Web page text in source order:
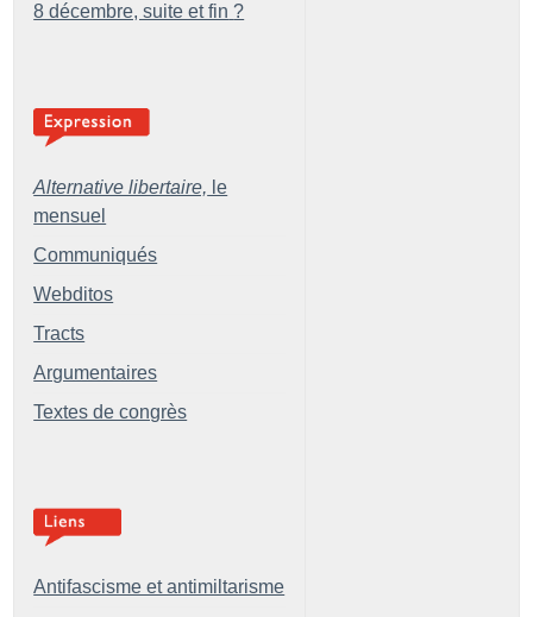
8 décembre, suite et fin ?
Alternative libertaire, le
mensuel
Communiqués
Webditos
Tracts
Argumentaires
Textes de congrès
Antifascisme et antimiltarisme